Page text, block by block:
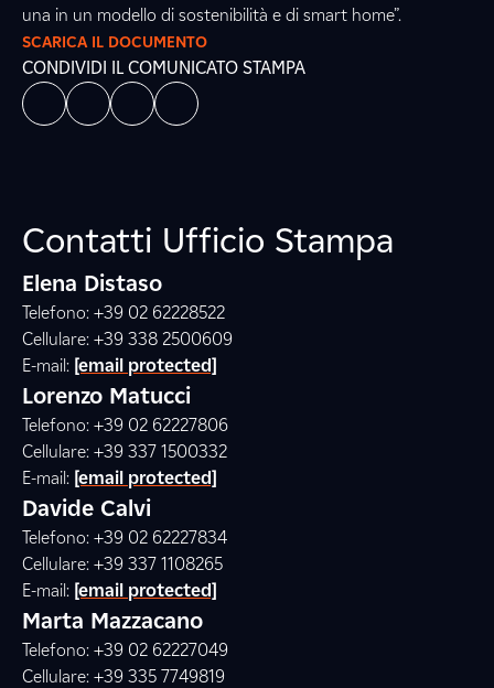
una in un modello di sostenibilità e di smart home”.
SCARICA IL DOCUMENTO
CONDIVIDI IL COMUNICATO STAMPA
Contatti Ufficio Stampa
Elena Distaso
Telefono: +39 02 62228522
Cellulare: +39 338 2500609
E-mail: [email protected]
Lorenzo Matucci
Telefono: +39 02 62227806
Cellulare: +39 337 1500332
E-mail: [email protected]
Davide Calvi
Telefono: +39 02 62227834
Cellulare: +39 337 1108265
E-mail: [email protected]
Marta Mazzacano
Telefono: +39 02 62227049
Cellulare: +39 335 7749819